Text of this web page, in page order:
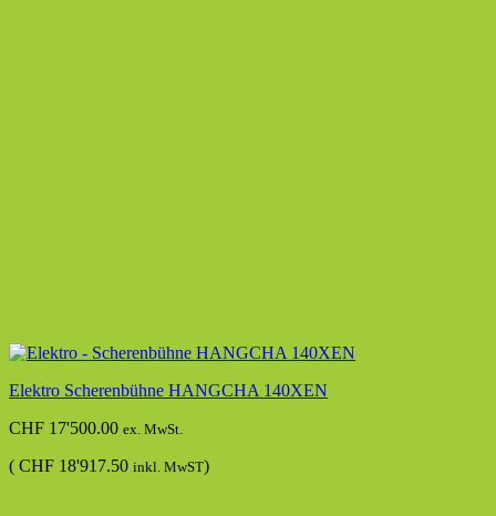
Elektro Scherenbühne HANGCHA 140XEN
CHF 17'500.00 ex. MwSt.
( CHF 18'917.50 inkl. MwST)